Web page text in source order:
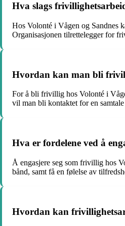
Hva slags
Hos Volonté i Vågen og Sandnes
Organisasjonen tilrettelegger for
Hvordan kan man bli
For å bli frivillig hos Volonté i
vil man bli kontaktet for en
Hva er fordelene ved å
Å engasjere seg som frivillig hos
bånd, samt få en følelse av
Hvordan kan